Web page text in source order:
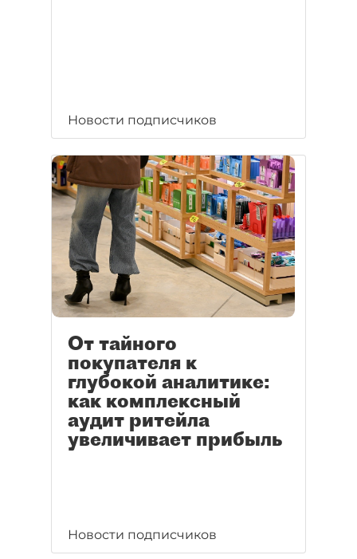
Новости подписчиков
От тайного
покупателя к
глубокой аналитике:
как комплексный
аудит ритейла
увеличивает прибыль
Новости подписчиков